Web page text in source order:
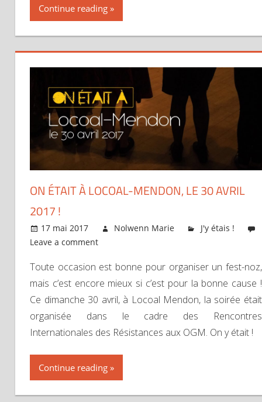
Continue reading
ON ÉTAIT À LOCOAL-MENDON, LE 30 AVRIL
2017 !
17 mai 2017 Nolwenn Marie
J'y étais !
Leave a comment
Toute occasion est bonne pour organiser un fest-noz,
mais c’est encore mieux si c’est pour la bonne cause !
Ce dimanche 30 avril, à Locoal Mendon, la soirée était
organisée dans le cadre des Rencontres
Internationales des Résistances aux OGM. On y était !
Continue reading